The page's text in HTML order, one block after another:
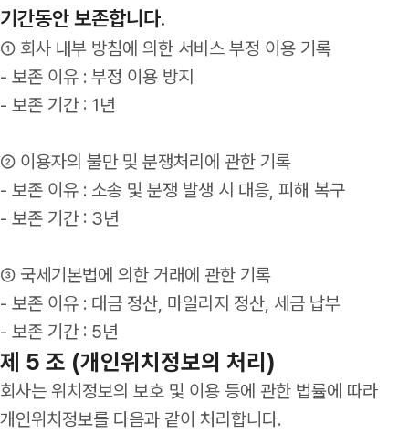
기간동안 보존합니다.
① 회사 내부 방침에 의한 서비스 부정 이용 기록
- 보존 이유 : 부정 이용 방지
- 보존 기간 : 1년
② 이용자의 불만 및 분쟁처리에 관한 기록
- 보존 이유 : 소송 및 분쟁 발생 시 대응, 피해 복구
- 보존 기간 : 3년
③ 국세기본법에 의한 거래에 관한 기록
- 보존 이유 : 대금 정산, 마일리지 정산, 세금 납부
- 보존 기간 : 5년
제 5 조 (개인위치정보의 처리)
회사는 위치정보의 보호 및 이용 등에 관한 법률에 따라
개인위치정보를 다음과 같이 처리합니다.